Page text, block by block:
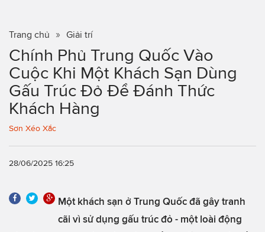
Trang chủ Giải trí
Chính Phủ Trung Quốc Vào
Cuộc Khi Một Khách Sạn Dùng
Gấu Trúc Đỏ Để Đánh Thức
Khách Hàng
Sơn Xéo Xắc
28/06/2025 16:25
Một khách sạn ở Trung Quốc đã gây tranh
cãi vì sử dụng gấu trúc đỏ - một loài động